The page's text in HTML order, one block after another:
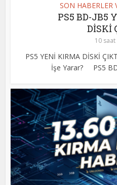
SON HABERLER
PS5 BD-JB5
DİSKİ
10 saat
PS5 YENİ KIRMA DİSKİ
İşe Yarar? PS5